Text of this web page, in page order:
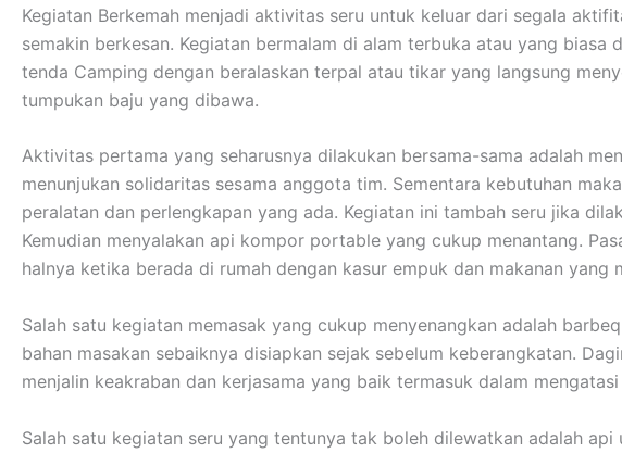
Kegiatan Berkemah menjadi aktivitas seru untuk keluar dari segala
semakin berkesan. Kegiatan bermalam di alam terbuka atau yang
tenda Camping dengan beralaskan terpal atau tikar yang langsung
tumpukan baju yang dibawa.
Aktivitas pertama yang seharusnya dilakukan bersama-sama adalah
menunjukan solidaritas sesama anggota tim. Sementara kebutuhan
peralatan dan perlengkapan yang ada. Kegiatan ini tambah seru jika
Kemudian menyalakan api kompor portable yang cukup menantang.
halnya ketika berada di rumah dengan kasur empuk dan makanan yang
Salah satu kegiatan memasak yang cukup menyenangkan adalah
bahan masakan sebaiknya disiapkan sejak sebelum keberangkatan.
menjalin keakraban dan kerjasama yang baik termasuk dalam
Salah satu kegiatan seru yang tentunya tak boleh dilewatkan adalah